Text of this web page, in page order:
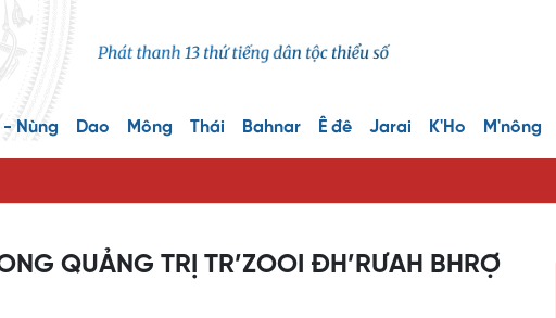
- Nùng Dao Mông Thái Bahnar Ê đê Jarai K'Ho M'nông
QUẢNG TRỊ TR’ZOOI ĐH’RƯAH BHRỢ